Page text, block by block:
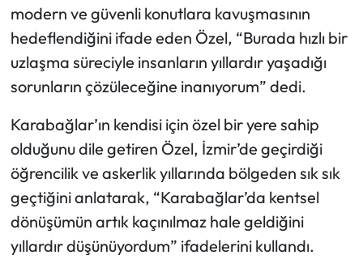
modern ve güvenli konutlara kavuşmasının
hedeflendiğini ifade eden Özel, “Burada hızlı bir
uzlaşma süreciyle insanların yıllardır yaşadığı
sorunların çözüleceğine inanıyorum” dedi.
Karabağlar’ın kendisi için özel bir yere sahip
olduğunu dile getiren Özel, İzmir’de geçirdiği
öğrencilik ve askerlik yıllarında bölgeden sık sık
geçtiğini anlatarak, “Karabağlar’da kentsel
dönüşümün artık kaçınılmaz hale geldiğini
yıllardır düşünüyordum” ifadelerini kullandı.